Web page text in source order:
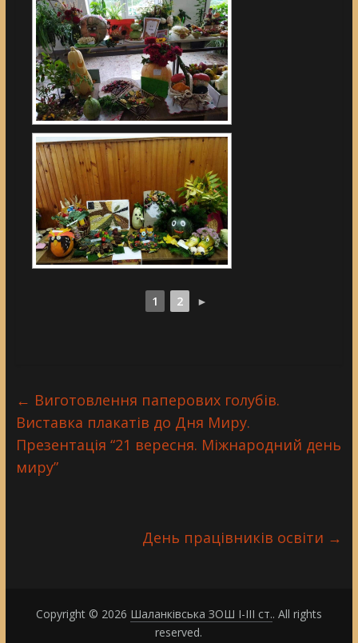
1 2 ►
← Виготовлення паперових голубів.
Виставка плакатів до Дня Миру.
Презентація “21 вересня. Міжнародний день
миру”
День працівників освіти →
Copyright © 2026 Шаланківська ЗОШ І-ІІІ ст.. All rights
reserved.